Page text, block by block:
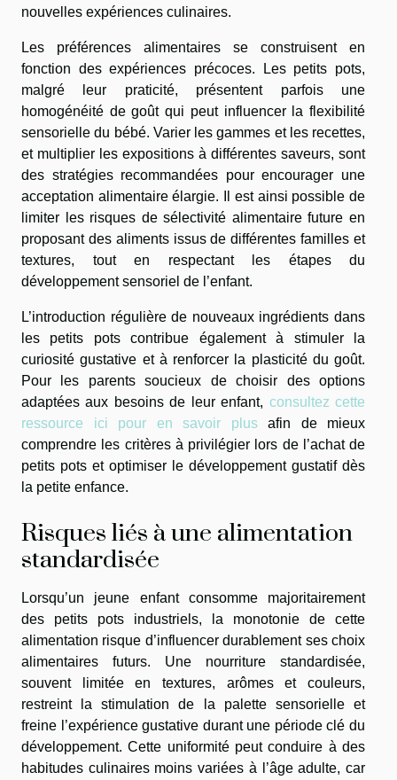
nouvelles expériences culinaires.
Les préférences alimentaires se construisent en
fonction des expériences précoces. Les petits pots,
malgré leur praticité, présentent parfois une
homogénéité de goût qui peut influencer la flexibilité
sensorielle du bébé. Varier les gammes et les recettes,
et multiplier les expositions à différentes saveurs, sont
des stratégies recommandées pour encourager une
acceptation alimentaire élargie. Il est ainsi possible de
limiter les risques de sélectivité alimentaire future en
proposant des aliments issus de différentes familles et
textures, tout en respectant les étapes du
développement sensoriel de l’enfant.
L’introduction régulière de nouveaux ingrédients dans
les petits pots contribue également à stimuler la
curiosité gustative et à renforcer la plasticité du goût.
Pour les parents soucieux de choisir des options
adaptées aux besoins de leur enfant, consultez cette
ressource ici pour en savoir plusafin de mieux
comprendre les critères à privilégier lors de l’achat de
petits pots et optimiser le développement gustatif dès
la petite enfance.
Risques liés à une alimentation
standardisée
Lorsqu’un jeune enfant consomme majoritairement
des petits pots industriels, la monotonie de cette
alimentation risque d’influencer durablement ses choix
alimentaires futurs. Une nourriture standardisée,
souvent limitée en textures, arômes et couleurs,
restreint la stimulation de la palette sensorielle et
freine l’expérience gustative durant une période clé du
développement. Cette uniformité peut conduire à des
habitudes culinaires moins variées à l’âge adulte, car